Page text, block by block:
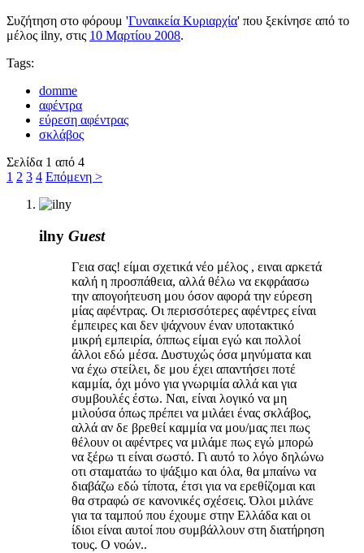
Συζήτηση στο φόρουμ 'Γυναικεία Κυριαρχία' που ξεκίνησε από το
μέλος ilny, στις 10 Μαρτίου 2008.
Tags:
domme
αφέντρα
εύρεση αφέντρας
σκλάβος
Σελίδα 1 από 4
1 2 3 4 Επόμενη >
ilny Guest
Γεια σας! είμαι σχετικά νέο μέλος , ειναι αρκετά
καλή η προσπάθεια, αλλά θέλω να εκφράασω
την απογοήτευση μου όσον αφορά την εύρεση
μίας αφέντρας. Οι περισσότερες αφέντρες είναι
έμπειρες και δεν ψάχνουν έναν υποτακτικό
μικρή εμπειρία, όππως είμαι εγώ και πολλοί
άλλοι εδώ μέσα. Δυστυχώς όσα μηνύματα και
να έχω στείλει, δε μου έχει απαντήσει ποτέ
καμμία, όχι μόνο για γνωριμία αλλά και για
συμβουλές έστω. Ναι, είναι λογικό να μη
μιλούσα όπως πρέπει να μιλάει ένας σκλάβος,
αλλά αν δε βρεθεί καμμία να μου/μας πει πως
θέλουν οι αφέντρες να μιλάμε πως εγώ μπορώ
να ξέρω τι είναι σωστό. Γι αυτό το λόγο δηλώνω
οτι σταματάω το ψάξιμο και όλα, θα μπαίνω να
διαβάζω εδώ τίποτα, έτσι για να ερεθίζομαι και
θα στραφώ σε κανονικές σχέσεις. Όλοι μιλάνε
για τα ταμπού που έχουμε στην Ελλάδα και οι
ίδιοι είναι αυτοί που συμβάλλουν στη διατήρηση
τους. Ο νοών..